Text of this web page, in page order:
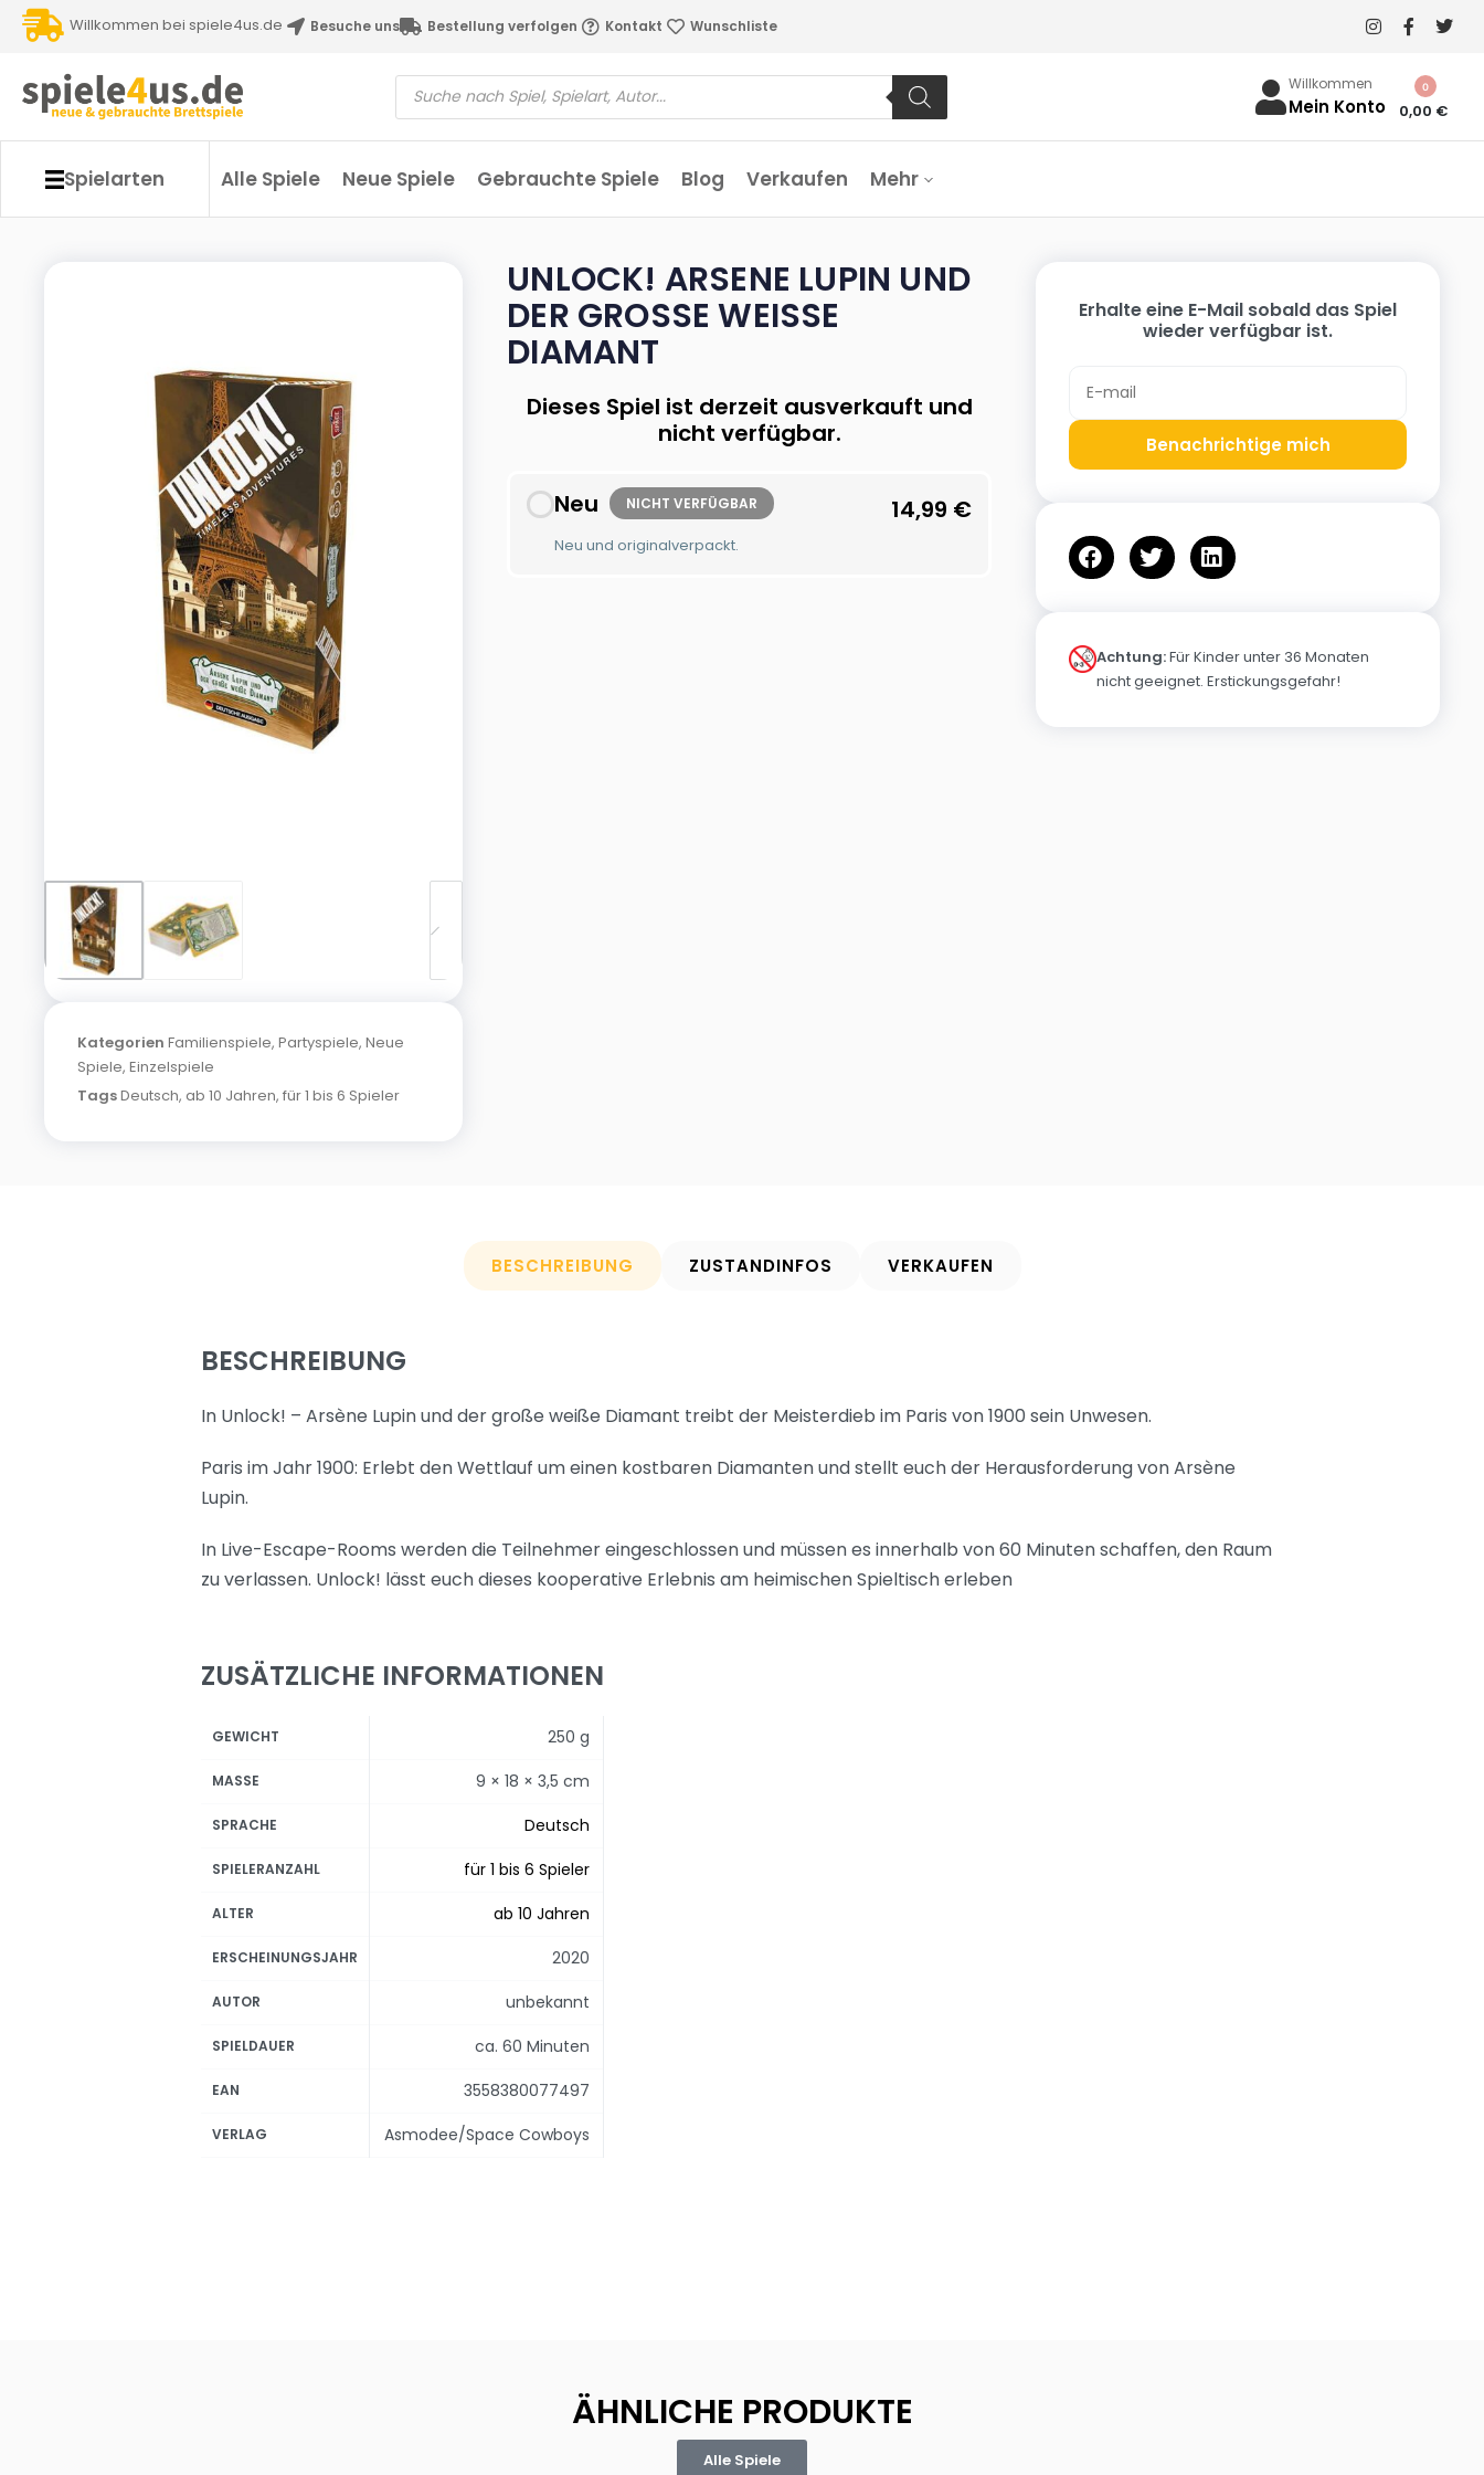
Willkommen bei spiele4us.de Besuche uns Bestellung verfolgen Kontakt Wunschliste
Willkommen
Mein Konto 0,00 €
0
Spielarten Alle Spiele Neue Spiele Gebrauchte Spiele Blog Verkaufen Mehr
Kategorien Familienspiele, Partyspiele, Neue
Spiele, Einzelspiele
TagsDeutsch, ab 10 Jahren, für 1 bis 6 Spieler
UNLOCK! ARSENE LUPIN UND
DER GROSSE WEISSE DI
AMANT
Dieses Spiel ist derzeit ausverkauft und
nicht verfügbar.
Neu NICHT VERFÜGBAR
Neu und originalverpackt.
14,99 €
Erhalte eine E-Mail sobald das Spiel
wieder verfügbar ist.
Benachrichtige mich
Achtung:Für Kinder unter 36 Monaten
nicht geeignet. Erstickungsgefahr!
BESCHREIBUNG ZUSTANDINFOS VERKAUFEN
BESCHREIBUNG
In Unlock! – Arsène Lupin und der große weiße Diamant treibt der Meisterdieb im Paris von 1900 sein Unwesen.
Paris im Jahr 1900: Erlebt den Wettlauf um einen kostbaren Diamanten und stellt euch der Herausforderung von Arsène
Lupin.
In Live-Escape-Rooms werden die Teilnehmer eingeschlossen und müssen es innerhalb von 60 Minuten schaffen, den Raum
zu verlassen. Unlock! lässt euch dieses kooperative Erlebnis am heimischen Spieltisch erleben
ZUSÄTZLICHE INFORMATIONEN
GEWICHT 250 g
MASSE 9 × 18 × 3,5 cm
SPRACHE Deutsch
SPIELERANZAHL für 1 bis 6 Spieler
ALTER ab 10 Jahren
ERSCHEINUNGSJAHR 2020
AUTOR unbekannt
SPIELDAUER ca. 60 Minuten
EAN 3558380077497
VERLAG Asmodee/Space Cowboys
ÄHNLICHE PRODUKTE
Alle Spiele